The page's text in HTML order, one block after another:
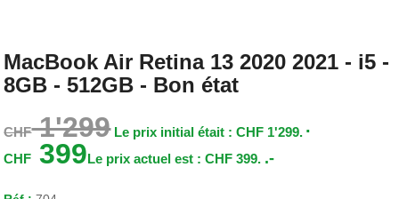
MacBook Air Retina 13 2020 2021 - i5 -
8GB - 512GB - Bon état
CHF1'299 Le prix initial était : CHF 1'299.
CHF 399Le prix actuel est : CHF 399. .-